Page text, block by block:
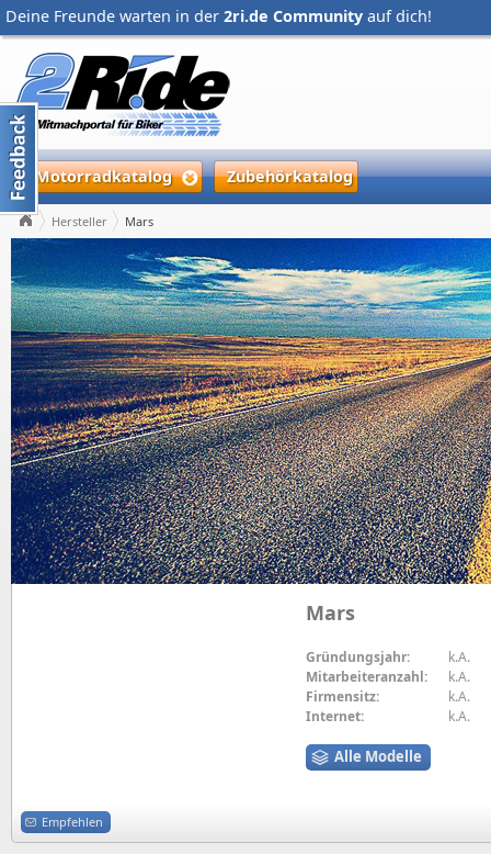
Deine Freunde warten in der 2ri.de Community auf dich!
Motorradkatalog Zubehörkatalog
Hersteller Mars
Mars
Gründungsjahr:
k.A.
Mitarbeiteranzahl:
k.A.
Firmensitz:
k.A.
Internet:
k.A.
Alle Modelle
Empfehlen